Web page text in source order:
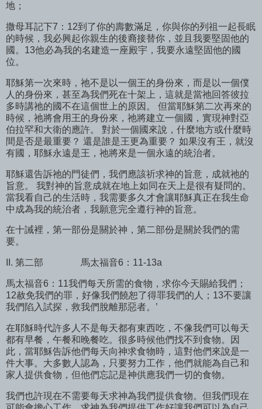
地；
撒母耳記下7：12到了你的壽數滿足，你與你的列祖一起長眠
的時候，我必興起你親生的後裔接替你，並且我要堅固他的
國。13他必為我的名建造一座殿宇，我要永遠堅固他的國
位。
耶穌第一次來時，祂不是以一個王的身份來，而是以一個僕
人的身份來，甚至為我們死在十架上，這就是當祂回答彼拉
多時講祂的國不在這個世上的原因。 但當耶穌第二次再來的
時候，祂將會用王的身份來，祂將建立一個國，實現神對亞
伯拉罕和大衛的應許。 對於一個國來說，什麼地方或什麼時
間是否是最重要？ 還是誰是王更為重要？ 如果沒有王，就沒
有國，耶穌永遠是王，祂將來是一個永遠的統治者。
耶穌還告訴祂的門徒們，我們應該祈求神的旨意，成就祂的
旨意。 我對神的旨意成就在地上如同在天上是很有疑問的。
當我看自己的生活時，我需要多久才會讓耶穌真正在我生命
中成為我的統治者，我願意完全遵行神的旨意。
在十誡裡，第一部份是關於神，第二部份是關於我們的需
要。
II. 第二部 馬太福音6：11-13a
馬太福音6：11我們每天所需的食物，求你今天賜給我們；
12赦免我們的罪，好像我們饒恕了得罪我們的人；13不要讓
我們陷入試探，救我們脫離那惡者。’
在耶穌時代許多人不是每天都有東西吃，不像我們可以每天
都有早餐，午餐和晚餐吃。很多時候他們找不到食物。因
此，當耶穌告訴他們每天向神求食物時，這對他們來說是一
件大事。大多數人認為，只要努力工作，他們就能為自己和
家人提供食物，但他們忘記是神供應我們一切的食物。
我們也許現在不需要每天求神為我們提供食物。但我們現在